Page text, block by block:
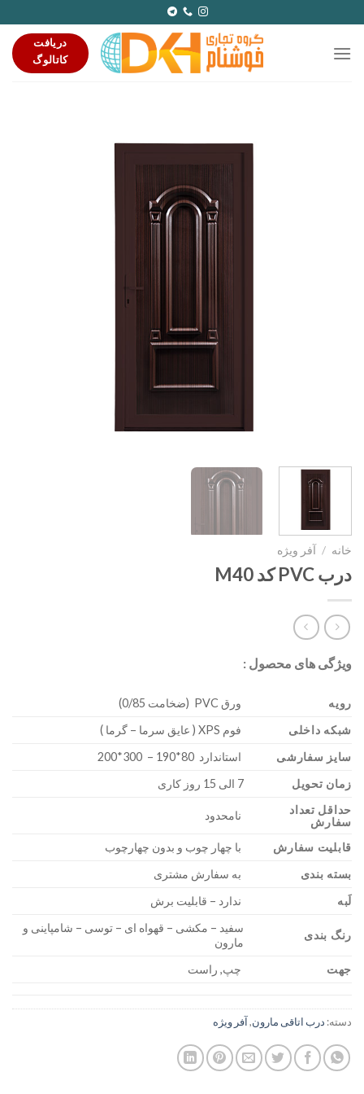
to
content
دریافت
کاتالوگ
خانه / آفر ویژه
درب PVC کد M40
ویژگی های محصول :
رویه
ورق PVC (ضخامت 0/85)
شبکه داخلی
فوم XPS ( عایق سرما – گرما )
سایز سفارشی
استاندارد 80*190 – 300*200
زمان تحویل
7 الی 15 روز کاری
حداقل تعداد
سفارش
نامحدود
قابلیت سفارش
با چهار چوب و بدون چهارچوب
بسته بندی
به سفارش مشتری
لَبه
ندارد – قابلیت برش
رنگ بندی
سفید – مکشی – قهواه ای – توسی – شامپاینی و
مارون
جهت
چپ, راست
دسته: درب اتاقی مارون,آفر ویژه